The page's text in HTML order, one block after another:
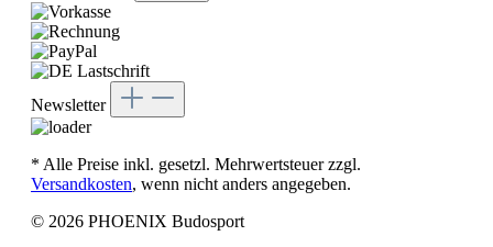
Newsletter
* Alle Preise inkl. gesetzl. Mehrwertsteuer zzgl.
Versandkosten, wenn nicht anders angegeben.
© 2026 PHOENIX Budosport